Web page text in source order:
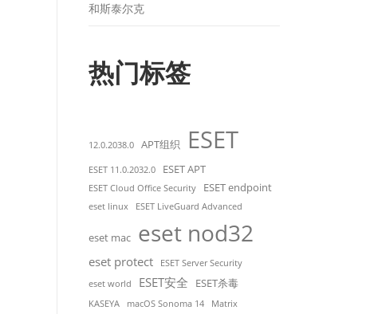
和斯泰尔克
热门标签
12.0.2038.0 APT组织 ESET
ESET 11.0.2032.0 ESET APT
ESET Cloud Office Security ESET endpoint
eset linux ESET LiveGuard Advanced
eset mac eset nod32
eset protect
ESET Server Security
eset world
ESET安全 ESET杀毒
KASEYA macOS Sonoma 14 Matrix